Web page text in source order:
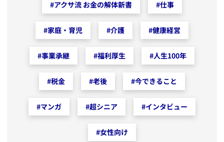
#アクサ流 お金の解体新書 #仕事
#家庭・育児 #介護 #健康経営
#事業承継 #福利厚生 #人生100年
#税金 #老後 #今できること
#マンガ #超シニア #インタビュー
#女性向け